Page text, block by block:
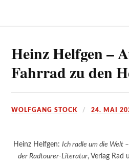
Heinz Helfgen –
Fahrrad zu den
WOLFGANG STOCK 24. MAI
Heinz Helfgen:Ich radle um die Welt
der Radtourer-Literatur, Verlag Rad